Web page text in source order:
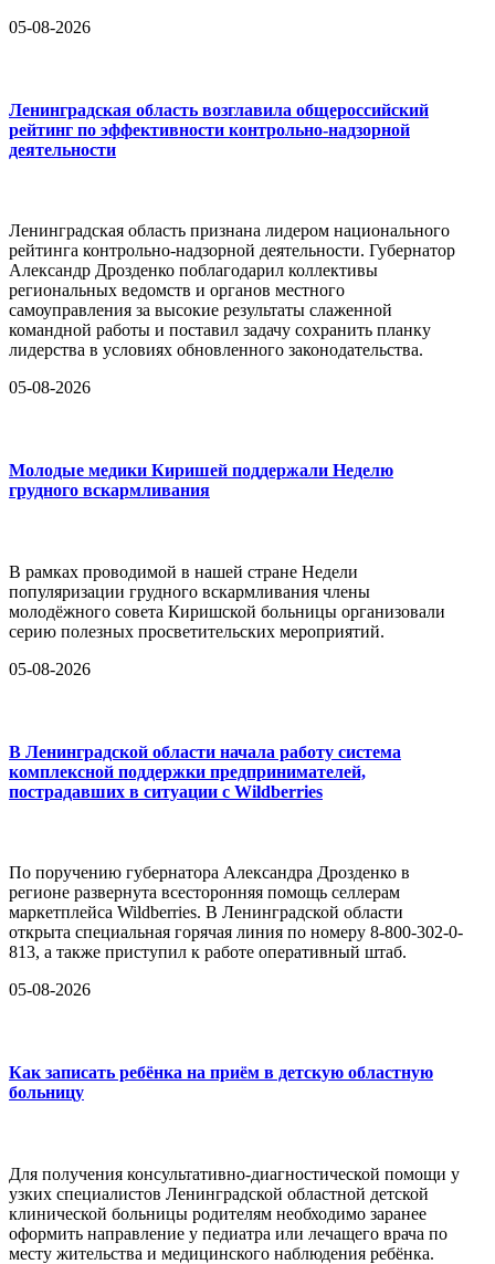
05-08-2026
Ленинградская область возглавила общероссийский
рейтинг по эффективности контрольно-надзорной
деятельности
Ленинградская область признана лидером национального
рейтинга контрольно-надзорной деятельности. Губернатор
Александр Дрозденко поблагодарил коллективы
региональных ведомств и органов местного
самоуправления за высокие результаты слаженной
командной работы и поставил задачу сохранить планку
лидерства в условиях обновленного законодательства.
05-08-2026
Молодые медики Киришей поддержали Неделю
грудного вскармливания
В рамках проводимой в нашей стране Недели
популяризации грудного вскармливания члены
молодёжного совета Киришской больницы организовали
серию полезных просветительских мероприятий.
05-08-2026
В Ленинградской области начала работу система
комплексной поддержки предпринимателей,
пострадавших в ситуации с Wildberries
По поручению губернатора Александра Дрозденко в
регионе развернута всесторонняя помощь селлерам
маркетплейса Wildberries. В Ленинградской области
открыта специальная горячая линия по номеру 8-800-302-0-
813, а также приступил к работе оперативный штаб.
05-08-2026
Как записать ребёнка на приём в детскую областную
больницу
Для получения консультативно-диагностической помощи у
узких специалистов Ленинградской областной детской
клинической больницы родителям необходимо заранее
оформить направление у педиатра или лечащего врача по
месту жительства и медицинского наблюдения ребёнка.